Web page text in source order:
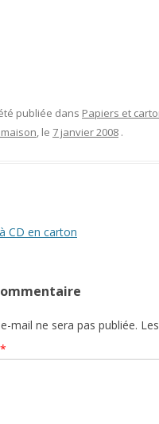
publiée dans Papiers et
, le 7 janvier 2008 .
CD en carton
mail ne sera pas publiée.
*